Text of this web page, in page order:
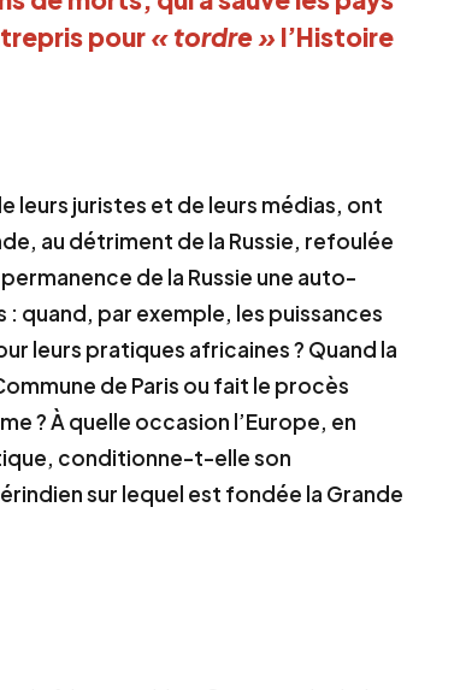
pour« tordre » l’Histoire
leurs juristes et de leurs médias, ont
au détriment de la Russie, refoulée
de la Russie une auto-
quand, par exemple, les puissances
leurs pratiques africaines ? Quand la
de Paris ou fait le procès
? À quelle occasion l’Europe, en
conditionne-t-elle son
sur lequel est fondée la Grande